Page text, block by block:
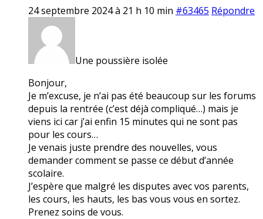
24 septembre 2024 à 21 h 10 min #63465 Répondre
Une poussière isolée
Bonjour,
Je m’excuse, je n’ai pas été beaucoup sur les forums
depuis la rentrée (c’est déjà compliqué…) mais je
viens ici car j’ai enfin 15 minutes qui ne sont pas
pour les cours…
Je venais juste prendre des nouvelles, vous
demander comment se passe ce début d’année
scolaire.
J’espère que malgré les disputes avec vos parents,
les cours, les hauts, les bas vous vous en sortez.
Prenez soins de vous.